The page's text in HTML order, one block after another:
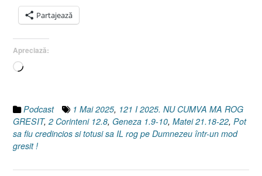
Partajează
Apreciază:
Încarc...
Podcast 1 Mai 2025, 121 I 2025. NU CUMVA MA ROG
GRESIT, 2 Corinteni 12.8, Geneza 1.9-10, Matei 21.18-22, Pot
sa fiu credincios si totusi sa IL rog pe Dumnezeu într-un mod
gresit !